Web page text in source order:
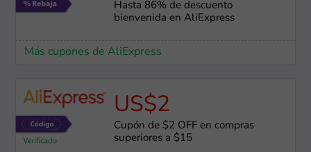
Hasta 86% de descuento
bienvenida en AliExpress
Más cupones de AliExpress
US$2
Cupón de $2 OFF en compras
superiores a $15